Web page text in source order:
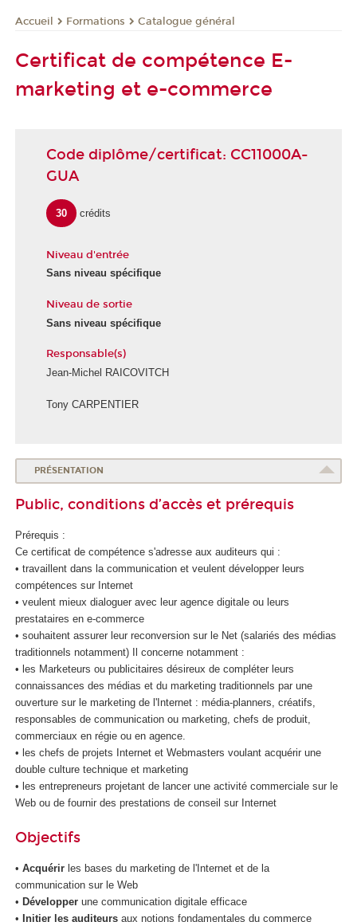
Accueil Formations Catalogue général
Certificat de compétence E-
marketing et e-commerce
Code diplôme/certificat: CC11000A-
GUA
30 crédits
Niveau d'entrée
Sans niveau spécifique
Niveau de sortie
Sans niveau spécifique
Responsable(s)
Jean-Michel RAICOVITCH
Tony CARPENTIER
o
l
e
u
n
u
m
é
r
i
q
u
e
e
t
d
e
'
I
PRÉSENTATION
Public, conditions d’accès et prérequis
Prérequis :
Ce certificat de compétence s'adresse aux auditeurs qui :
• travaillent dans la communication et veulent développer leurs
compétences sur Internet
• veulent mieux dialoguer avec leur agence digitale ou leurs
prestataires en e-commerce
• souhaitent assurer leur reconversion sur le Net (salariés des médias
traditionnels notamment) Il concerne notamment :
• les Marketeurs ou publicitaires désireux de compléter leurs
connaissances des médias et du marketing traditionnels par une
ouverture sur le marketing de l'Internet : média-planners, créatifs,
responsables de communication ou marketing, chefs de produit,
commerciaux en régie ou en agence.
• les chefs de projets Internet et Webmasters voulant acquérir une
double culture technique et marketing
• les entrepreneurs projetant de lancer une activité commerciale sur le
Web ou de fournir des prestations de conseil sur Internet
Objectifs
• Acquérir les bases du marketing de l'Internet et de la
communication sur le Web
• Développer une communication digitale efficace
• Initier les auditeurs aux notions fondamentales du commerce